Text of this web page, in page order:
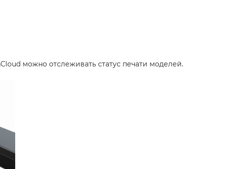
можно отслеживать статус печати моделей.